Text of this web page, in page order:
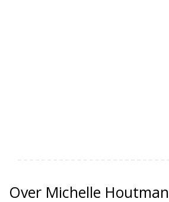
Over Michelle Houtman